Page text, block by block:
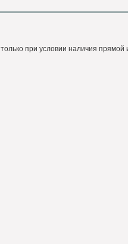
при условии наличия прямой